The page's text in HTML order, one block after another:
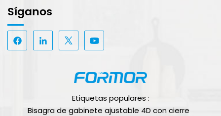
Síganos
Etiquetas populares :
Bisagra de gabinete ajustable 4D con cierre